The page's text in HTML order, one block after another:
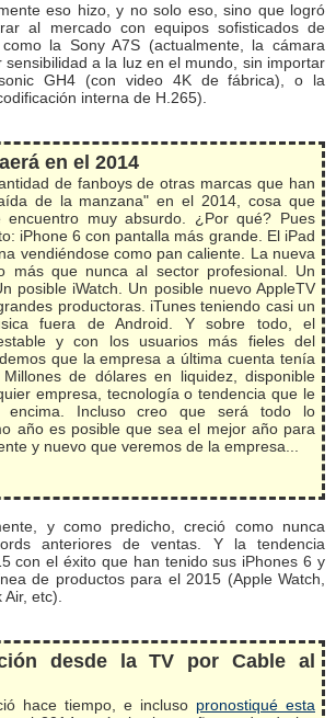
eso hizo, y no solo eso, sino que logró
al mercado con equipos sofisticados de
la Sony A7S (actualmente, la cámara
sensibilidad a la luz en el mundo, sin importar
GH4 (con video 4K de fábrica), o la
interna de H.265).
en el 2014
de fanboys de otras marcas que han
de la manzana" en el 2014, cosa que
encuentro muy absurdo. ¿Por qué? Pues
iPhone 6 con pantalla más grande. El iPad
vendiéndose como pan caliente. La nueva
más que nunca al sector profesional. Un
posible iWatch. Un posible nuevo AppleTV
productoras. iTunes teniendo casi un
fuera de Android. Y sobre todo, el
y con los usuarios más fieles del
que la empresa a última cuenta tenía
de dólares en liquidez, disponible
empresa, tecnología o tendencia que le
encima. Incluso creo que será todo lo
año es posible que sea el mejor año para
y nuevo que veremos de la empresa...
y como predicho, creció como nunca
anteriores de ventas. Y la tendencia
con el éxito que han tenido sus iPhones 6 y
de productos para el 2015 (Apple Watch,
etc).
desde la TV por Cable al
hace tiempo, e incluso pronostiqué esta